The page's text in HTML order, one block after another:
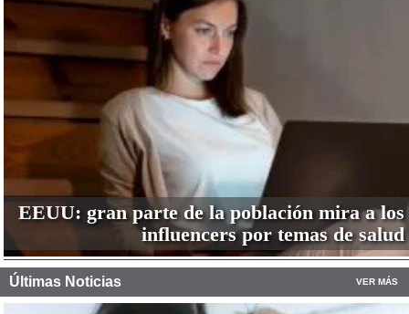
EEUU: gran parte de la población mira a los
influencers por temas de salud
Últimas Noticias VER MÁS